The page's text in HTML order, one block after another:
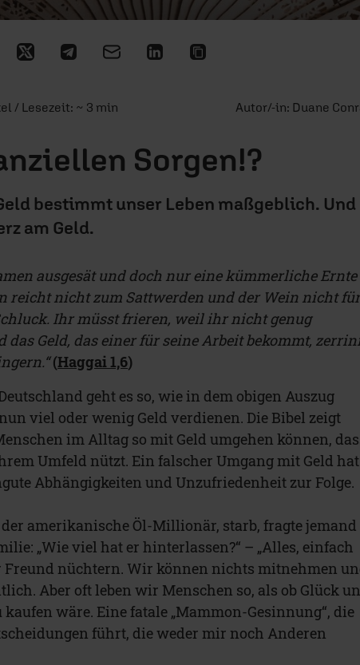
/ Lesezeit: ~ 3 min Autor/-in: Duane
Sorgen!?
bestimmt unser Leben maßgeblich. Und
am Geld.
ausgesät und doch nur eine kümmerliche Ernte
reicht nicht zum Sattwerden und der Wein nicht
Ihr müsst frieren, weil ihr nicht genug
das Geld, das einer für seine Arbeit bekommt,
(Haggai 1,6)
geht es so, wie in dem obigen Auszug
viel oder wenig Geld verdienen. Die Bibel zeigt
im Alltag so mit Geld umgehen können,
Umfeld nützt. Ein falscher Umgang mit Geld hat
Abhängigkeiten und Unzufriedenheit zur Folge.
der amerikanische Öl-Millionär, starb, fragte jemand
„Wie viel hat er hinterlassen?“ – „Alles, einfach
Freund nüchtern. Wir können nichts mitnehmen
Aber oft leben wir Menschen so, als ob Glück
wäre. Eine fatale „Mammon-Gesinnung“, die
führt, die weder mir noch Anderen